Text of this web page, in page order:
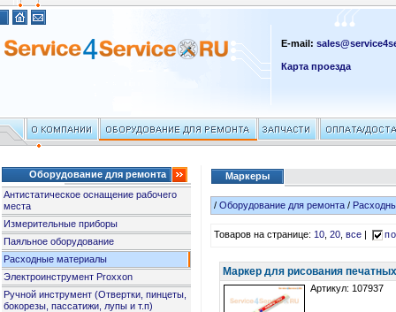
E-mail:
Карта проезда
Оборудование для ремонта
Антистатическое оснащение рабочего
места
Измерительные приборы
Паяльное оборудование
Расходные материалы
Электроинструмент Proxxon
Ручной инструмент (Отвертки, пинцеты,
бокорезы, пассатижи, лупы и т.п)
Маркеры
/Оборудование для ремонта /
Товаров на странице:10,20,все
Маркер для рисования
Артикул: 107937